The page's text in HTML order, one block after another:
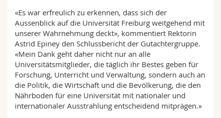
«Es war erfreulich zu erkennen, dass sich der
Aussenblick auf die Universität Freiburg weitgehend mit
unserer Wahrnehmung deckt», kommentiert Rektorin
Astrid Epiney den Schlussbericht der Gutachtergruppe.
«Mein Dank geht daher nicht nur an alle
Universitätsmitglieder, die täglich ihr Bestes geben für
Forschung, Unterricht und Verwaltung, sondern auch an
die Politik, die Wirtschaft und die Bevölkerung, die den
Nährboden für eine Universität mit nationaler und
internationaler Ausstrahlung entscheidend mitprägen.»